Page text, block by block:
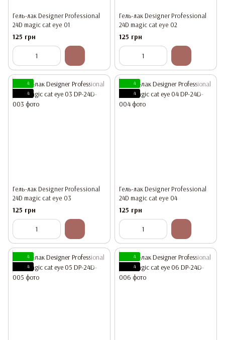
Гель-лак Designer Professional
24D magic cat eye 01
125 грн
Гель-лак Designer Professional
24D magic cat eye 02
125 грн
4
4
Гель-лак Designer Professional
24D magic cat eye 03
125 грн
4
4
Гель-лак Designer Professional
24D magic cat eye 04
125 грн
4
4
4
4